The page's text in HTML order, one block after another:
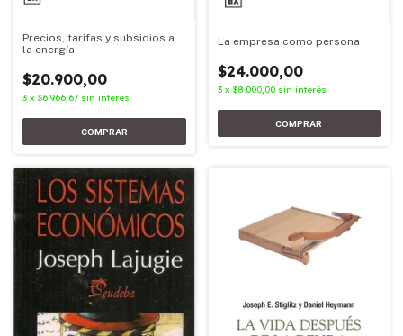
Precios, tarifas y subsidios a
la energía
$20.900,00
3 x $6.966,67 sin interés
La empresa como persona
$24.000,00
3 x $8.000,00 sin interés